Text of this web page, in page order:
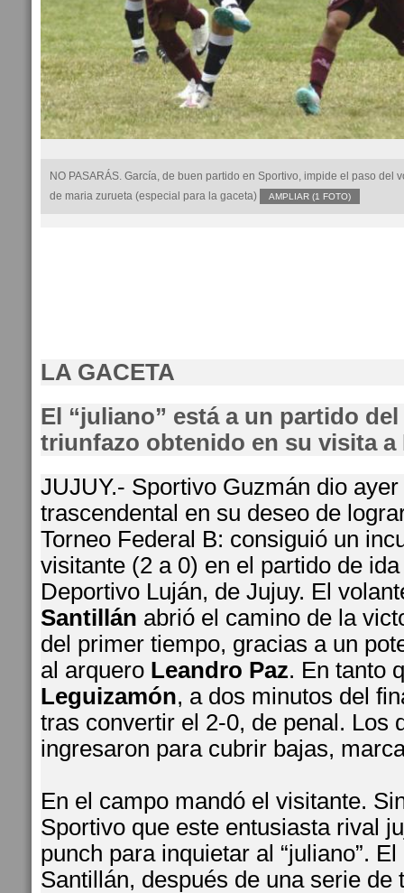
NO PASARÁS. García, de buen partido en Sportivo, impide el paso del
de maria zurueta (especial para la gaceta)
AMPLIAR (1 FOTO)
LA GACETA
El “juliano” está a un partido
triunfazo obtenido en su visita a
JUJUY.- Sportivo Guzmán dio
trascendental en su deseo de
Torneo Federal B: consiguió un
visitante (2 a 0) en el partido de
Deportivo Luján, de Jujuy. El
Santillán abrió el camino de la
del primer tiempo, gracias a un
al arquero Leandro Paz. En tanto
Leguizamón, a dos minutos del
tras convertir el 2-0, de penal. Los
ingresaron para cubrir bajas,
En el campo mandó el visitante.
Sportivo que este entusiasta rival
punch para inquietar al “juliano”.
Santillán, después de una serie de